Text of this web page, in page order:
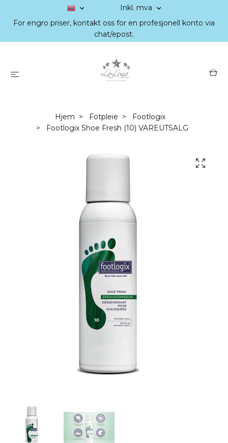
Inkl. mva
For engro priser, kontakt oss for en profesjonell konto via
chat/epost.
Hjem Fotpleie
Footlogix
Footlogix Shoe Fresh (10) VAREUTSALG